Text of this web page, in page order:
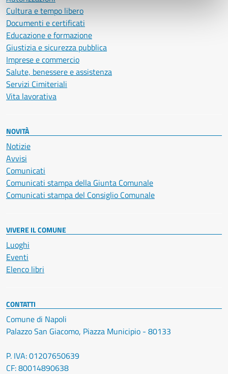
Cultura e tempo libero
Documenti e certificati
Educazione e formazione
Giustizia e sicurezza pubblica
Imprese e commercio
Salute, benessere e assistenza
Servizi Cimiteriali
Vita lavorativa
NOVITÀ
Notizie
Avvisi
Comunicati
Comunicati stampa della Giunta Comunale
Comunicati stampa del Consiglio Comunale
VIVERE IL COMUNE
Luoghi
Eventi
Elenco libri
CONTATTI
Comune di Napoli
Palazzo San Giacomo, Piazza Municipio - 80133
P. IVA: 01207650639
CF: 80014890638